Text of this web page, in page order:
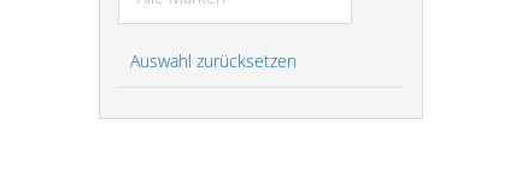
Auswahl zurücksetzen